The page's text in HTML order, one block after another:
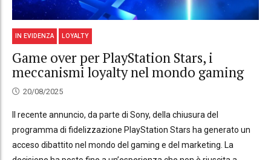
IN EVIDENZA LOYALTY
Game over per PlayStation Stars, i
meccanismi loyalty nel mondo gaming
20/08/2025
Il recente annuncio, da parte di Sony, della chiusura del
programma di fidelizzazione PlayStation Stars ha generato un
acceso dibattito nel mondo del gaming e del marketing. La